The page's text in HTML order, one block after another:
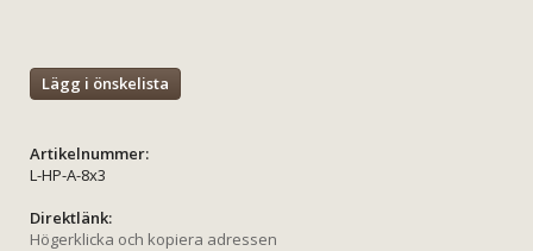
Lägg i önskelista
Artikelnummer:
L-HP-A-8x3
Direktlänk:
Högerklicka och kopiera adressen